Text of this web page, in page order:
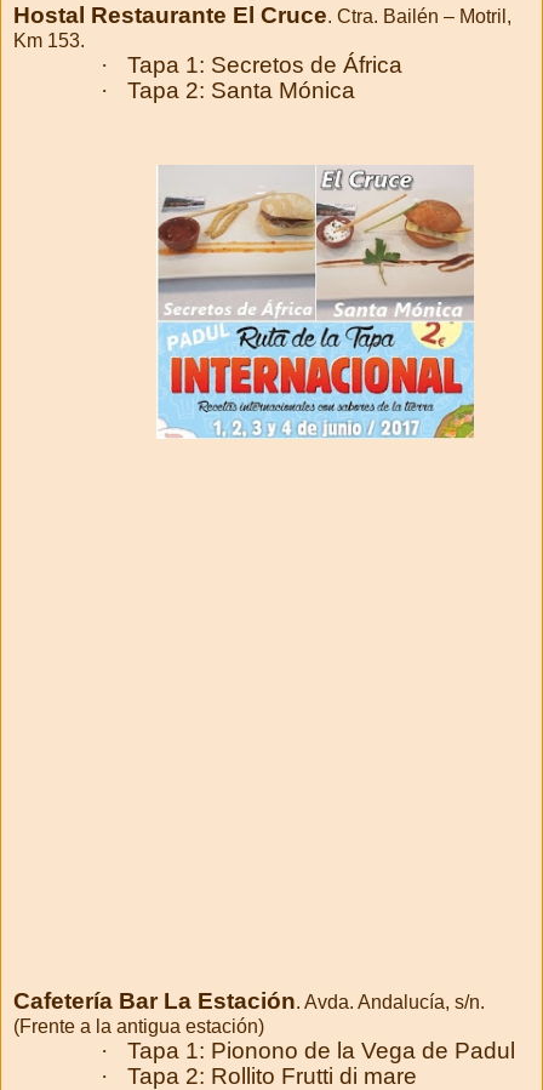
Hostal Restaurante El Cruce. Ctra. Bailén – Motril,
Km 153.
·
Tapa 1: Secretos de África
·
Tapa 2: Santa Mónica
Cafetería Bar La Estación. Avda. Andalucía, s/n.
(Frente a la antigua estación)
·
Tapa 1: Pionono de la Vega de Padul
·
Tapa 2: Rollito Frutti di mare